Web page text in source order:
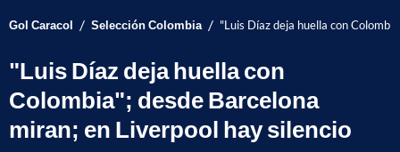
Gol Caracol / Selección Colombia / "Luis Díaz deja huella con
"Luis Díaz deja huella con
Colombia"; desde Barcelona
miran; en Liverpool hay silencio